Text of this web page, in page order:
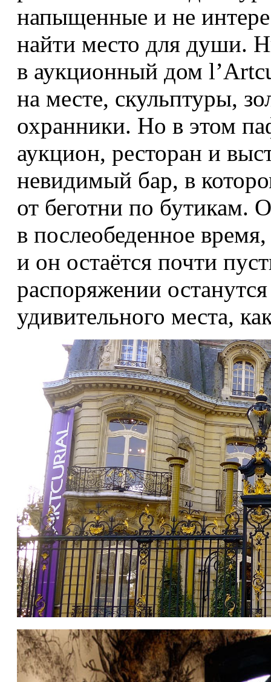
напыщенные и не
найти место для души.
в аукционный дом
на месте, скульптуры,
охранники. Но в этом
аукцион, ресторан и
невидимый бар, в
от беготни по бутикам.
в послеобеденное время,
и он остаётся почти
распоряжении
удивительного места,